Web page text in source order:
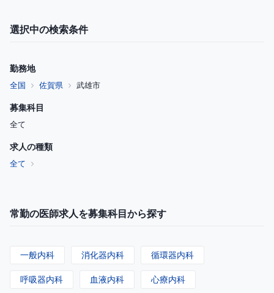
選択中の検索条件
勤務地
全国 佐賀県 武雄市
募集科目
全て
求人の種類
全て
常勤の医師求人を募集科目から探す
一般内科 消化器内科 循環器内科
呼吸器内科 血液内科 心療内科